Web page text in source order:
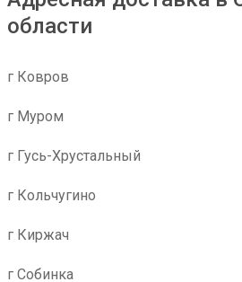
области
г Ковров
г Муром
г Гусь-Хрустальный
г Кольчугино
г Киржач
г Собинка